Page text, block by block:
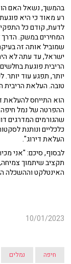
בהמשך, נשאל האם
רע מאוד כי היא
לדעת, קודם כל
המחירים במשק. הדרך
שמוביל אותה זה
ישראל, עד עתה לא
הריבית פוגעת
יותר, תפגע עוד יותר.
טובה. העלאת הריבית
הוא התייחס להעלאת
ההפרטה של נמל
שהגורמים המדרגים
כלכליים ונותנת
העלאת דירוג".
לבסוף, סיכם: "אני
תקציב שיתמוך
האינטלקט וההשכלה
10/01/2023
חיפה נמלים